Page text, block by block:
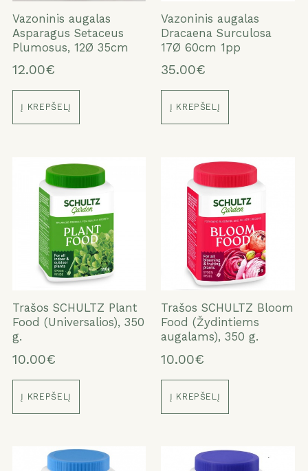
ATŠAUKTI TAIP
Vazoninis augalas
Asparagus Setaceus
Plumosus, 12Ø 35cm
12.00€
Į KREPŠELĮ
Vazoninis augalas
Dracaena Surculosa
17Ø 60cm 1pp
35.00€
Į KREPŠELĮ
Trašos SCHULTZ Plant
Food (Universalios), 350
g.
10.00€
Į KREPŠELĮ
Trašos SCHULTZ Bloom
Food (Žydintiems
augalams), 350 g.
10.00€
Į KREPŠELĮ